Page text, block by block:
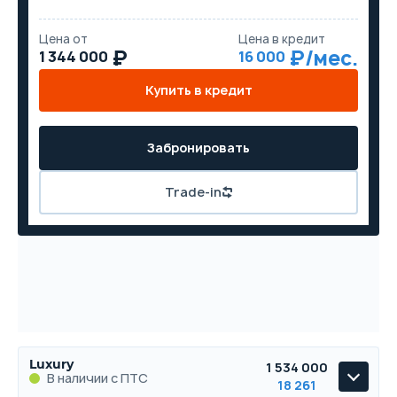
Цена от
1 344 000
Цена в кредит
16 000
Купить в кредит
Trade-in
Забронировать
Luxury
В наличии с ПТС
1 534 000
18 261